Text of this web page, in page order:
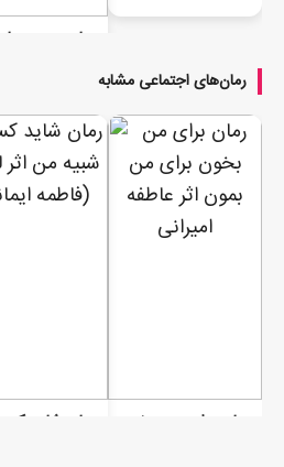
رمان‌های اجتماعی مشابه